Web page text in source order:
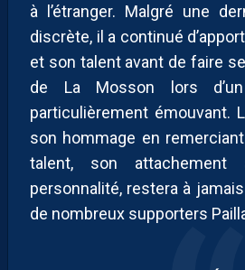
à l’étranger. Malgré une
discrète, il a continué
et son talent avant de faire
de La Mosson lors d’un
particulièrement émouvant.
son hommage en
talent, son
personnalité, restera à jamais
de nombreux supporters